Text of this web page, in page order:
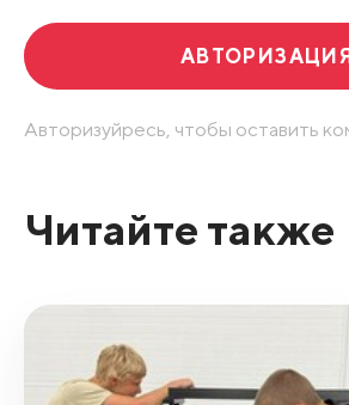
АВТОРИЗАЦИЯ
Авторизуйресь, чтобы оставить
Читайте также